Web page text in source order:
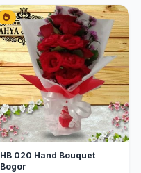
HB 020 Hand Bouquet
Bogor